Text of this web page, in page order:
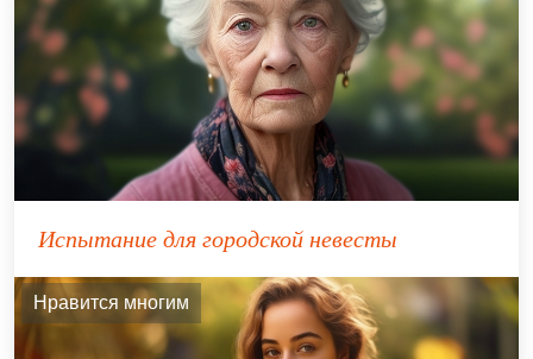
Испытание для городской невесты
Нравится многим